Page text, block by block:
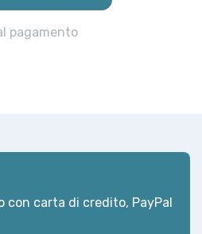
pagamento
con carta di credito, PayPal